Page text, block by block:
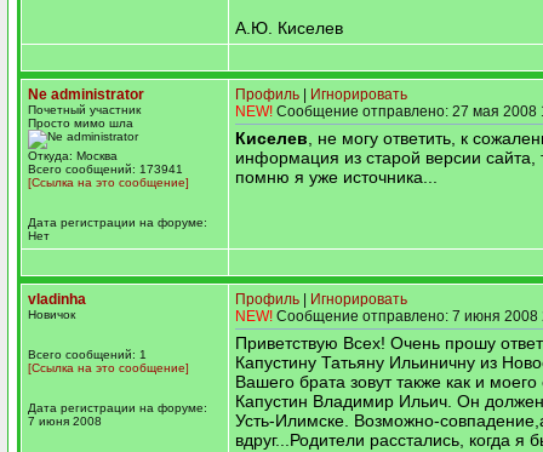
А.Ю. Киселев
Ne administrator
Почетный участник
Просто мимо шла
Откуда: Москва
Всего сообщений: 173941
[Ссылка на это сообщение]
Дата регистрации на форуме:
Нет
Профиль
Игнорировать
NEW! Сообщение отправлено: 27 мая 2008
Киселев , не могу ответить, к
информация из старой версии сайта,
помню я уже источника...
vladinha
Новичок
Всего сообщений: 1
[Ссылка на это сообщение]
Дата регистрации на форуме:
7 июня 2008
Профиль
Игнорировать
NEW! Сообщение отправлено: 7 июня 2008
Приветствую Всех! Очень прошу
Капустину Татьяну Ильиничну из
Вашего брата зовут также как и моего
Капустин Владимир Ильич. Он
Усть-Илимске. Возможно-
вдруг...Родители расстались, когда я